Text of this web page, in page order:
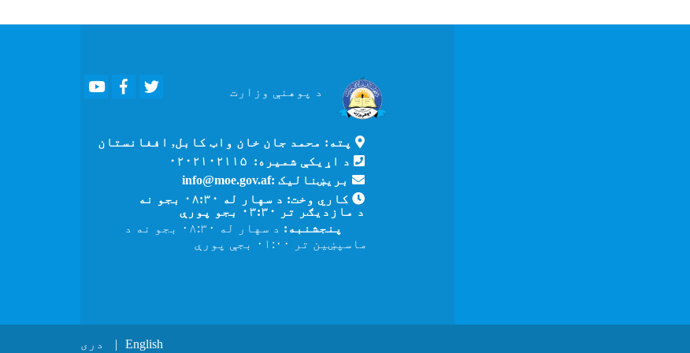
د پوهنې وزارت
YoutubeFacebook
پته: محمد جان خان واټ کابل, افغانستان
د اړیکې شمیره: ۰۲۰۲۱۰۲۱۱۵
بریښنالیک :info@moe.gov.af
کاري وخت: د سهار له ۰۸:۳۰ بجو نه
د مازدیګر تر ۰۳:۳۰ بجو پورې
پنجشنبه:
د سهار له ۰۸:۳۰ بجو نه د
ماسپښین تر ۰۱:۰۰ بجې پورې
English دری